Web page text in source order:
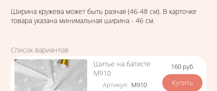
Ширина кружева может быть разная (46-48 см). В карточке
товара указана минимальная ширина - 46 см.
Список вариантов
Шитье на батисте
М910
Артикул: М910
Цена
160 руб.